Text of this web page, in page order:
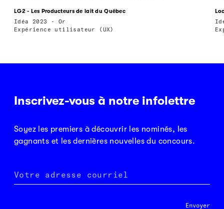
LG2 - Les Producteurs de lait du Québec
Idéa 2023 - Or
Expérience utilisateur (UX)
Inscrivez-vous à notre infolettre
Soyez les premiers à découvrir les nominés, les
gagnants et les dernières nouvelles du concours.
Votre adresse courriel
Envoyer